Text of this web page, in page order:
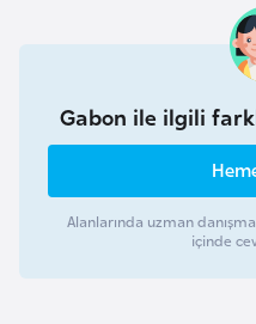
Gabon ile ilgili
Alanlarında uzman
içinde